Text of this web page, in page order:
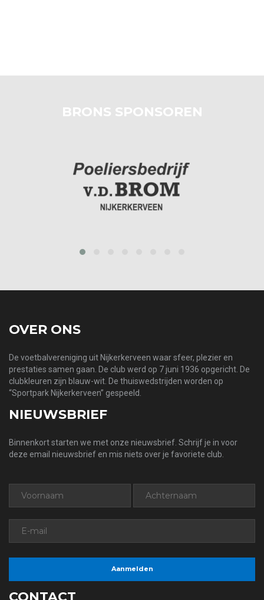
BRONS SPONSOREN
OVER ONS
De voetbalvereniging uit Nijkerkerveen waar sfeer, plezier en
prestaties samen gaan. De club werd op 7 juni 1936 opgericht. De
clubkleuren zijn blauw-wit. De thuiswedstrijden worden op
“Sportpark Nijkerkerveen” gespeeld.
NIEUWSBRIEF
Binnenkort starten we met onze nieuwsbrief. Schrijf je in voor
deze email nieuwsbrief en mis niets over je favoriete club.
CONTACT